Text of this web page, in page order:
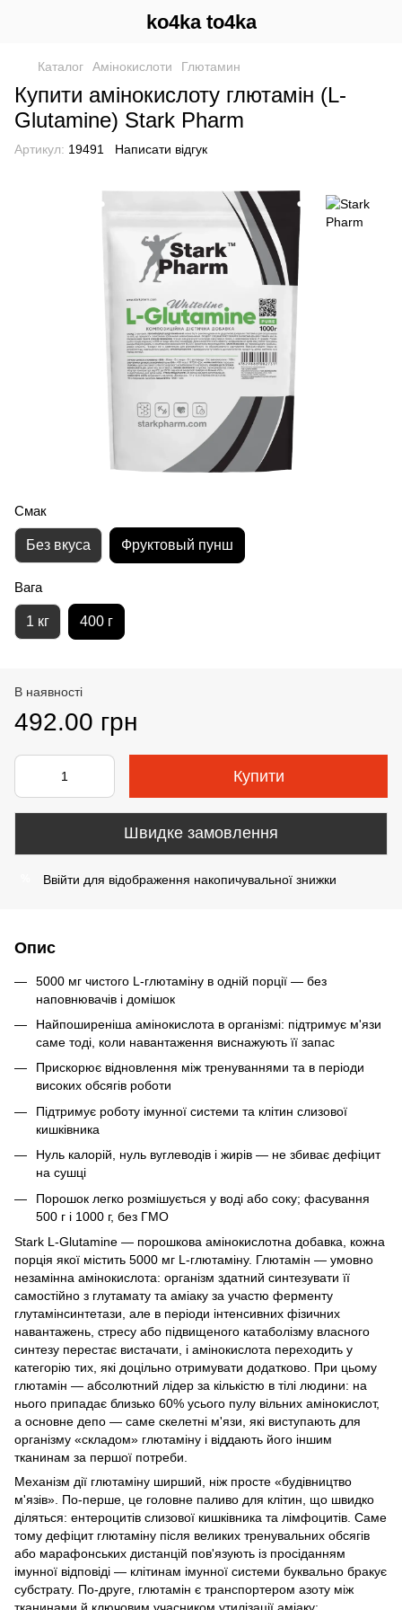
ko4ka to4ka
Каталог Амінокислоти Глютамин
Купити амінокислоту глютамін (L-
Glutamine) Stark Pharm
Артикул: 19491 Написати відгук
Смак
Без вкуса Фруктовый пунш
Вага
1 кг 400 г
В наявності
492.00 грн
Купити
Швидке замовлення
Ввійти для відображення накопичувальної знижки
Опис
5000 мг чистого L-глютаміну в одній порції — без
наповнювачів і домішок
Найпоширеніша амінокислота в організмі: підтримує м'язи
саме тоді, коли навантаження виснажують її запас
Прискорює відновлення між тренуваннями та в періоди
високих обсягів роботи
Підтримує роботу імунної системи та клітин слизової
кишківника
Нуль калорій, нуль вуглеводів і жирів — не збиває дефіцит
на сушці
Порошок легко розмішується у воді або соку; фасування
500 г і 1000 г, без ГМО
Stark L-Glutamine — порошкова амінокислотна добавка, кожна
порція якої містить 5000 мг L-глютаміну. Глютамін — умовно
незамінна амінокислота: організм здатний синтезувати її
самостійно з глутамату та аміаку за участю ферменту
глутамінсинтетази, але в періоди інтенсивних фізичних
навантажень, стресу або підвищеного катаболізму власного
синтезу перестає вистачати, і амінокислота переходить у
категорію тих, які доцільно отримувати додатково. При цьому
глютамін — абсолютний лідер за кількістю в тілі людини: на
нього припадає близько 60% усього пулу вільних амінокислот,
а основне депо — саме скелетні м'язи, які виступають для
організму «складом» глютаміну і віддають його іншим
тканинам за першої потреби.
Механізм дії глютаміну ширший, ніж просте «будівництво
м'язів». По-перше, це головне паливо для клітин, що швидко
діляться: ентероцитів слизової кишківника та лімфоцитів. Саме
тому дефіцит глютаміну після великих тренувальних обсягів
або марафонських дистанцій пов'язують із просіданням
імунної відповіді — клітинам імунної системи буквально бракує
субстрату. По-друге, глютамін є транспортером азоту між